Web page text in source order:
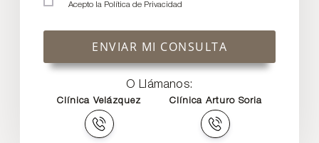
Acepto la Política de Privacidad
ENVIAR MI CONSULTA
O Llámanos:
Clínica Velázquez Clínica Arturo Soria